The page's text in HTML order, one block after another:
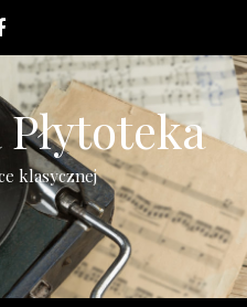
klasycznej